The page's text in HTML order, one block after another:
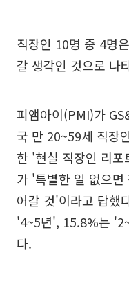
직장인 10명 중 4명
갈 생각인 것으로 나
피앰아이(PMI)가
국 만 20~59세 직장
한 '현실 직장인 리
가 '특별한 일 없으면
어갈 것'이라고 답
'4~5년', 15.8%는
다.